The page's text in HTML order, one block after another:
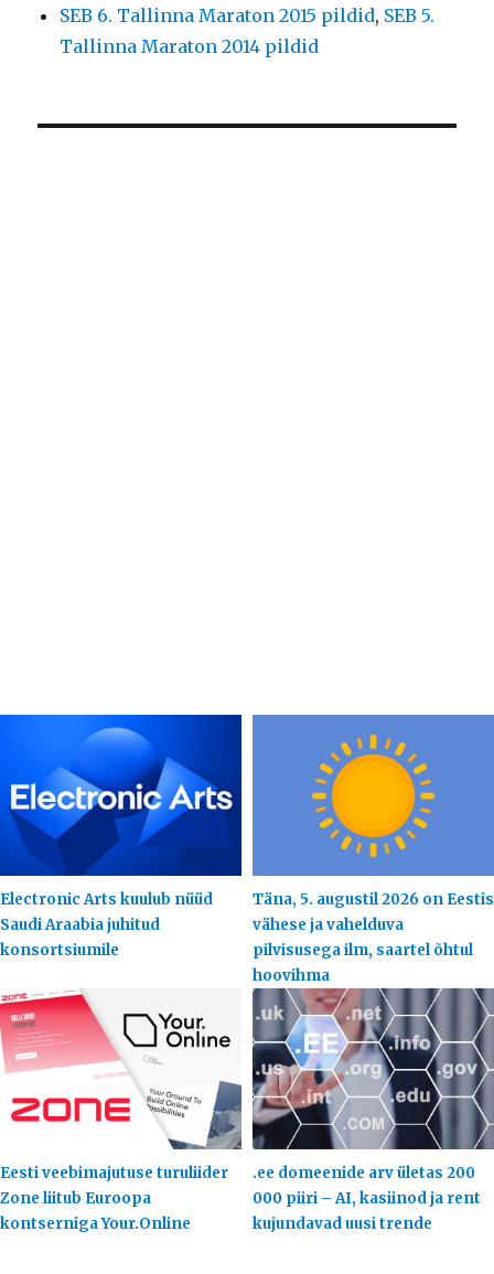
SEB 6. Tallinna Maraton 2015 pildid, SEB 5.
Tallinna Maraton 2014 pildid
Electronic Arts kuulub nüüd
Saudi Araabia juhitud
konsortsiumile
Täna, 5. augustil 2026 on Eestis
vähese ja vahelduva
pilvisusega ilm, saartel õhtul
hoovihma
Eesti veebimajutuse turuliider
Zone liitub Euroopa
kontserniga Your.Online
.ee domeenide arv ületas 200
000 piiri – AI, kasiinod ja rent
kujundavad uusi trende